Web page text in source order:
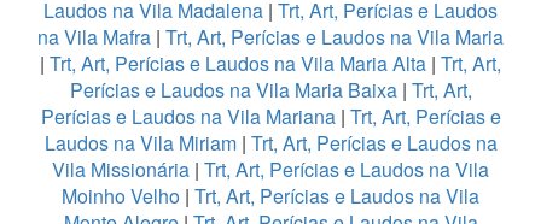
Laudos na Vila Madalena | Trt, Art, Perícias e Laudos
na Vila Mafra | Trt, Art, Perícias e Laudos na Vila Maria
| Trt, Art, Perícias e Laudos na Vila Maria Alta | Trt, Art,
Perícias e Laudos na Vila Maria Baixa| Trt, Art,
Perícias e Laudos na Vila Mariana| Trt, Art, Perícias e
Laudos na Vila Miriam| Trt, Art, Perícias e Laudos na
Vila Missionária | Trt, Art, Perícias e Laudos na Vila
Moinho Velho | Trt, Art, Perícias e Laudos na Vila